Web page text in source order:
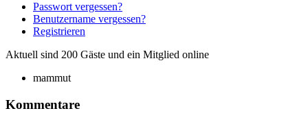
Passwort vergessen?
Benutzername vergessen?
Registrieren
Aktuell sind 200 Gäste und ein Mitglied online
mammut
Kommentare